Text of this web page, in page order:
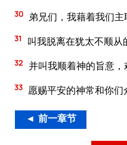
30 弟兄们，我藉着我们
31 叫我脱离在犹太不顺从
32 并叫我顺着神的旨意，
33 愿赐平安的神常和你们
◄ 前一章节